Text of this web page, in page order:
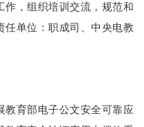
作，组织培训交流，规范和
任单位：职成司、中央电教
育部电子公文安全可靠应